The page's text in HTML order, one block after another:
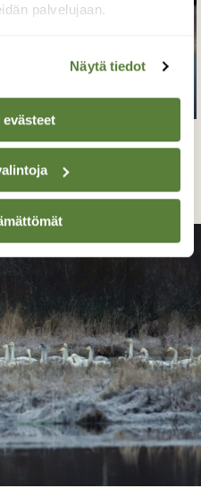
palvelujaan.
Näytä tiedot
evästeet
6.11-21